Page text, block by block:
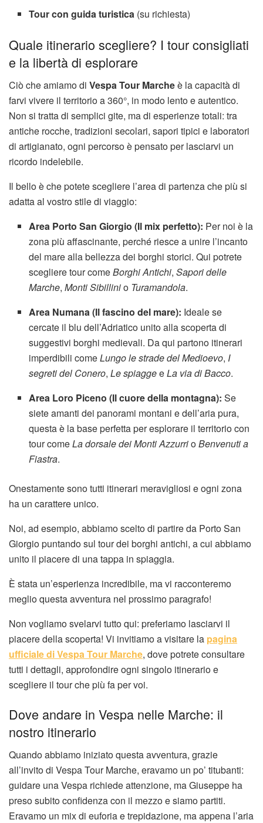
Tour con guida turistica (su richiesta)
Quale itinerario scegliere? I tour consigliati
e la libertà di esplorare
Ciò che amiamo di Vespa Tour Marcheè la capacità di
farvi vivere il territorio a 360°, in modo lento e autentico.
Non si tratta di semplici gite, ma di esperienze totali: tra
antiche rocche, tradizioni secolari, sapori tipici e laboratori
di artigianato, ogni percorso è pensato per lasciarvi un
ricordo indelebile.
Il bello è che potete scegliere l’area di partenza che più si
adatta al vostro stile di viaggio:
Area Porto San Giorgio (Il mix perfetto): Per noi è la
zona più affascinante, perché riesce a unire l’incanto
del mare alla bellezza dei borghi storici. Qui potrete
scegliere tour comeBorghi Antichi,Sapori delle
Marche,Monti Sibillinio Turamandola.
Area Numana (Il fascino del mare): Ideale se
cercate il blu dell’Adriatico unito alla scoperta di
suggestivi borghi medievali. Da qui partono itinerari
imperdibili comeLungo le strade del Medioevo, I
segreti del Conero,Le spiaggeeLa via di Bacco.
Area Loro Piceno (Il cuore della montagna): Se
siete amanti dei panorami montani e dell’aria pura,
questa è la base perfetta per esplorare il territorio con
tour comeLa dorsale dei Monti AzzurrioBenvenuti a
Fiastra.
Onestamente sono tutti itinerari meravigliosi e ogni zona
ha un carattere unico.
Noi, ad esempio, abbiamo scelto di partire da Porto San
Giorgio puntando sul tour dei borghi antichi, a cui abbiamo
unito il piacere di una tappa in spiaggia.
È stata un’esperienza incredibile, ma vi racconteremo
meglio questa avventura nel prossimo paragrafo!
Non vogliamo svelarvi tutto qui: preferiamo lasciarvi il
piacere della scoperta! Vi invitiamo a visitare la pagina
ufficiale di Vespa Tour Marche, dove potrete consultare
tutti i dettagli, approfondire ogni singolo itinerario e
scegliere il tour che più fa per voi.
Dove andare in Vespa nelle Marche: il
nostro itinerario
Quando abbiamo iniziato questa avventura, grazie
all’invito di Vespa Tour Marche, eravamo un po’ titubanti:
guidare una Vespa richiede attenzione, ma Giuseppe ha
preso subito confidenza con il mezzo e siamo partiti.
Eravamo un mix di euforia e trepidazione, ma appena l’aria